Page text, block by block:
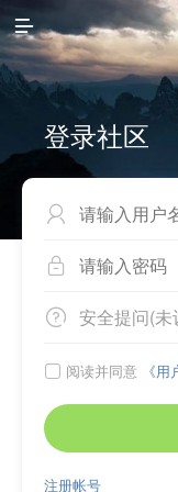

登录社区


 安全提问(
 阅读并同意 《用
注册帐号